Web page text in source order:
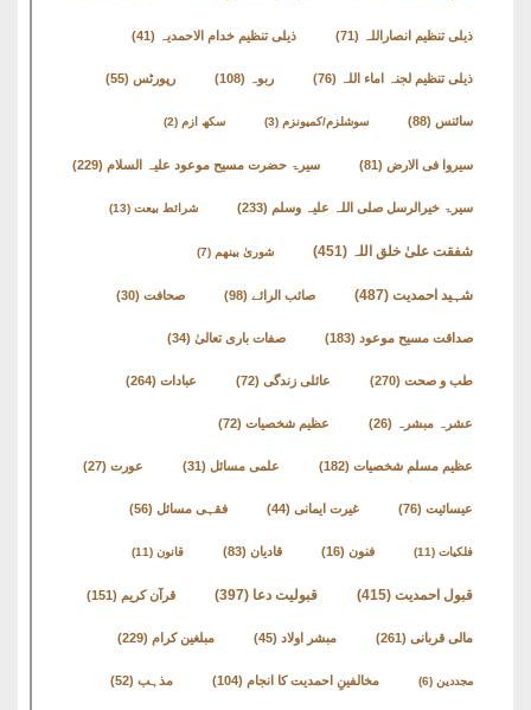
ذیلی تنظیم انصاراللہ (71) ذیلی تنظیم خدام الاحمدیہ (41)
ذیلی تنظیم لجنہ اماء اللہ (76) ربوہ (108) رپورٹس (55)
سائنس (88) سوشلزم/کمیونزم (3) سکھ ازم (2)
سیروا فی الارض (81) سیرۃ حضرت مسیح موعود علیہ السلام (229)
سیرۃ خیرالرسل صلی اللہ علیہ وسلم (233) شرائط بیعت (13)
شفقت علیٰ خلق اللہ (451) شوریٰ بینھم (7)
شہید احمدیت (487) صائب الرائے (98) صحافت (30)
صداقت مسیح موعود (183) صفات باری تعالیٰ (34)
طب و صحت (270) عائلی زندگی (72) عبادات (264)
عشرہ مبشرہ (26) عظیم شخصیات (72)
عظیم مسلم شخصیات (182) علمی مسائل (31) عورت (27)
عیسائیت (76) غیرت ایمانی (44) فقہی مسائل (56)
فلکیات (11) فنون (16) قادیان (83) قانون (11)
قبول احمدیت (415) قبولیت دعا (397) قرآن کریم (151)
مالی قربانی (261) مبشر اولاد (45) مبلغین کرام (229)
مجددین (6) مخالفینِ احمدیت کا انجام (104) مذہب (52)